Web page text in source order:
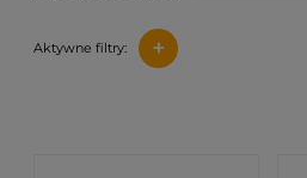
Aktywne filtry: +